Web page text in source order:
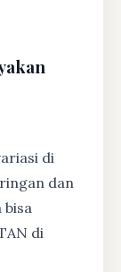
di
dan
bisa
di